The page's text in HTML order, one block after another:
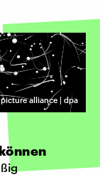
picture alliance | dpa